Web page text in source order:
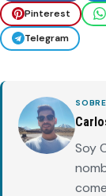
Pinterest
Telegram
Soy